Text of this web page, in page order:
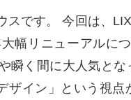
スです。 今回は、
幅リニューアルに
瞬く間に大人気とな
ザイン」という視